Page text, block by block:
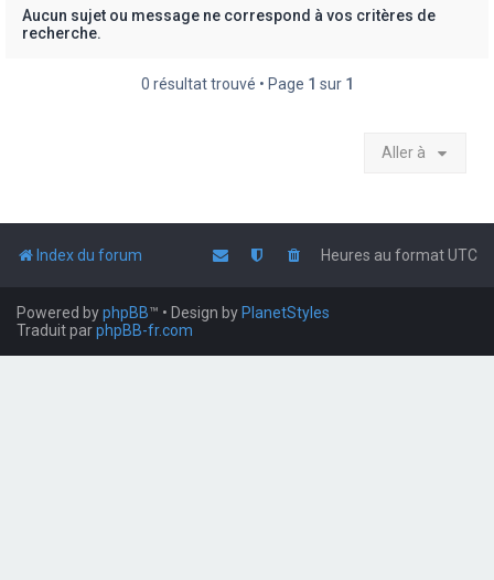
Aucun sujet ou message ne correspond à vos critères de
recherche.
0 résultat trouvé • Page 1 sur 1
Aller à
Index du forum Heures au formatUTC
Powered byphpBB™ • Design by PlanetStyles
Traduit parphpBB-fr.com